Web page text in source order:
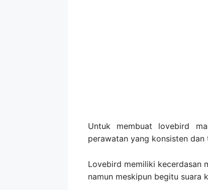
Untuk membuat lovebird
perawatan yang konsisten
Lovebird memiliki kecerdasan
namun meskipun begitu suara